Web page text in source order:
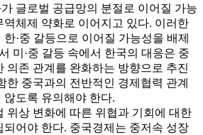
글로벌 공급망의 분절로 이어질 가능
역체제 약화로 이어지고 있다. 이러한
·중 갈등으로 이어질 가능성을 배제
미·중 갈등 속에서 한국의 대응은 중
의존 관계를 완화하는 방향으로 추진
한 중국과의 전반적인 경제협력 관계
않도록 유의해야 한다.
상 변화에 따른 위협과 기회에 대한
되어야 한다. 중국경제는 중저속 성장